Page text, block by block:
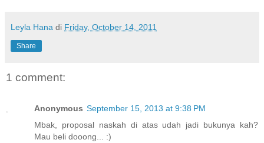
Leyla Hana di Friday, October 14, 2011
Share
1 comment:
Anonymous September 15, 2013 at 9:38 PM
Mbak, proposal naskah di atas udah jadi bukunya kah?
Mau beli dooong... :)